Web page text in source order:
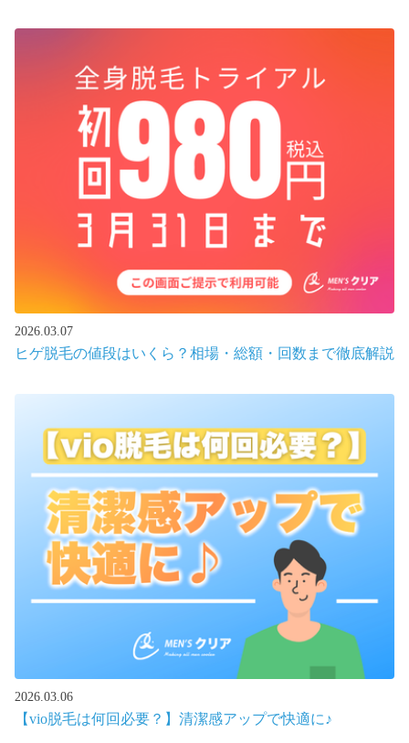
2026.03.07
ヒゲ脱毛の値段はいくら？相場・総額・回数まで徹底解説
2026.03.06
【vio脱毛は何回必要？】清潔感アップで快適に♪